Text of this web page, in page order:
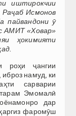
иштирокчии
Раҷаб Исмонов
пайвандони ӯ
АМИТ «Ховар»
ҳокимияти
роҳи ҷангии
намуд, ки
сарварии
Эмомалӣ
дар
фаромӯш